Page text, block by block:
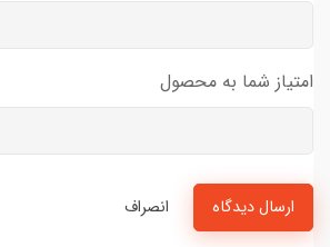
امتیاز شما به محصول
ارسال دیدگاه انصراف